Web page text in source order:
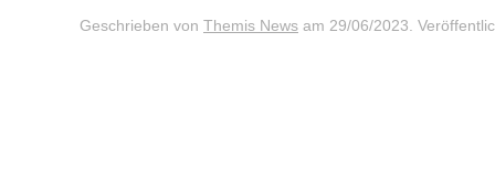
Geschrieben von Themis News am 29/06/2023 .